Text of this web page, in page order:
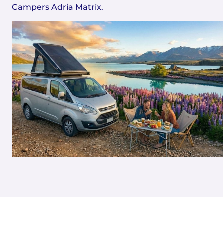
Campers Adria Matrix.